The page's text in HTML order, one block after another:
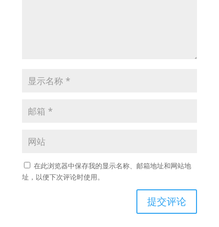
在此浏览器中保存我的显示名称、邮箱地址和网站地
址，以便下次评论时使用。